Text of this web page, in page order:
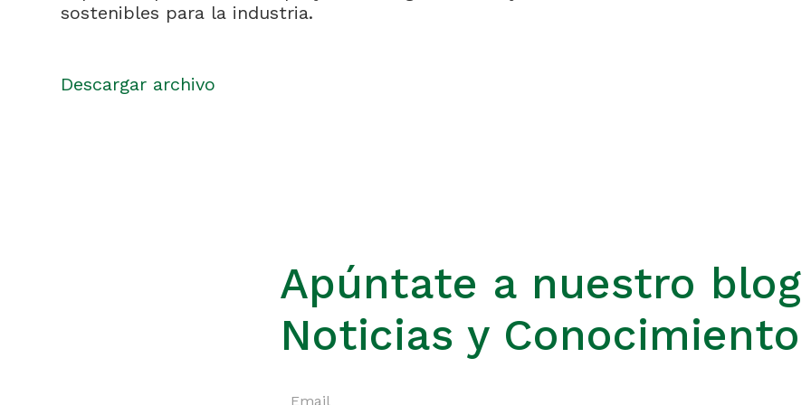
sostenibles para la industria.
Descargar archivo
Apúntate a nuestro
Noticias y Conocimiento